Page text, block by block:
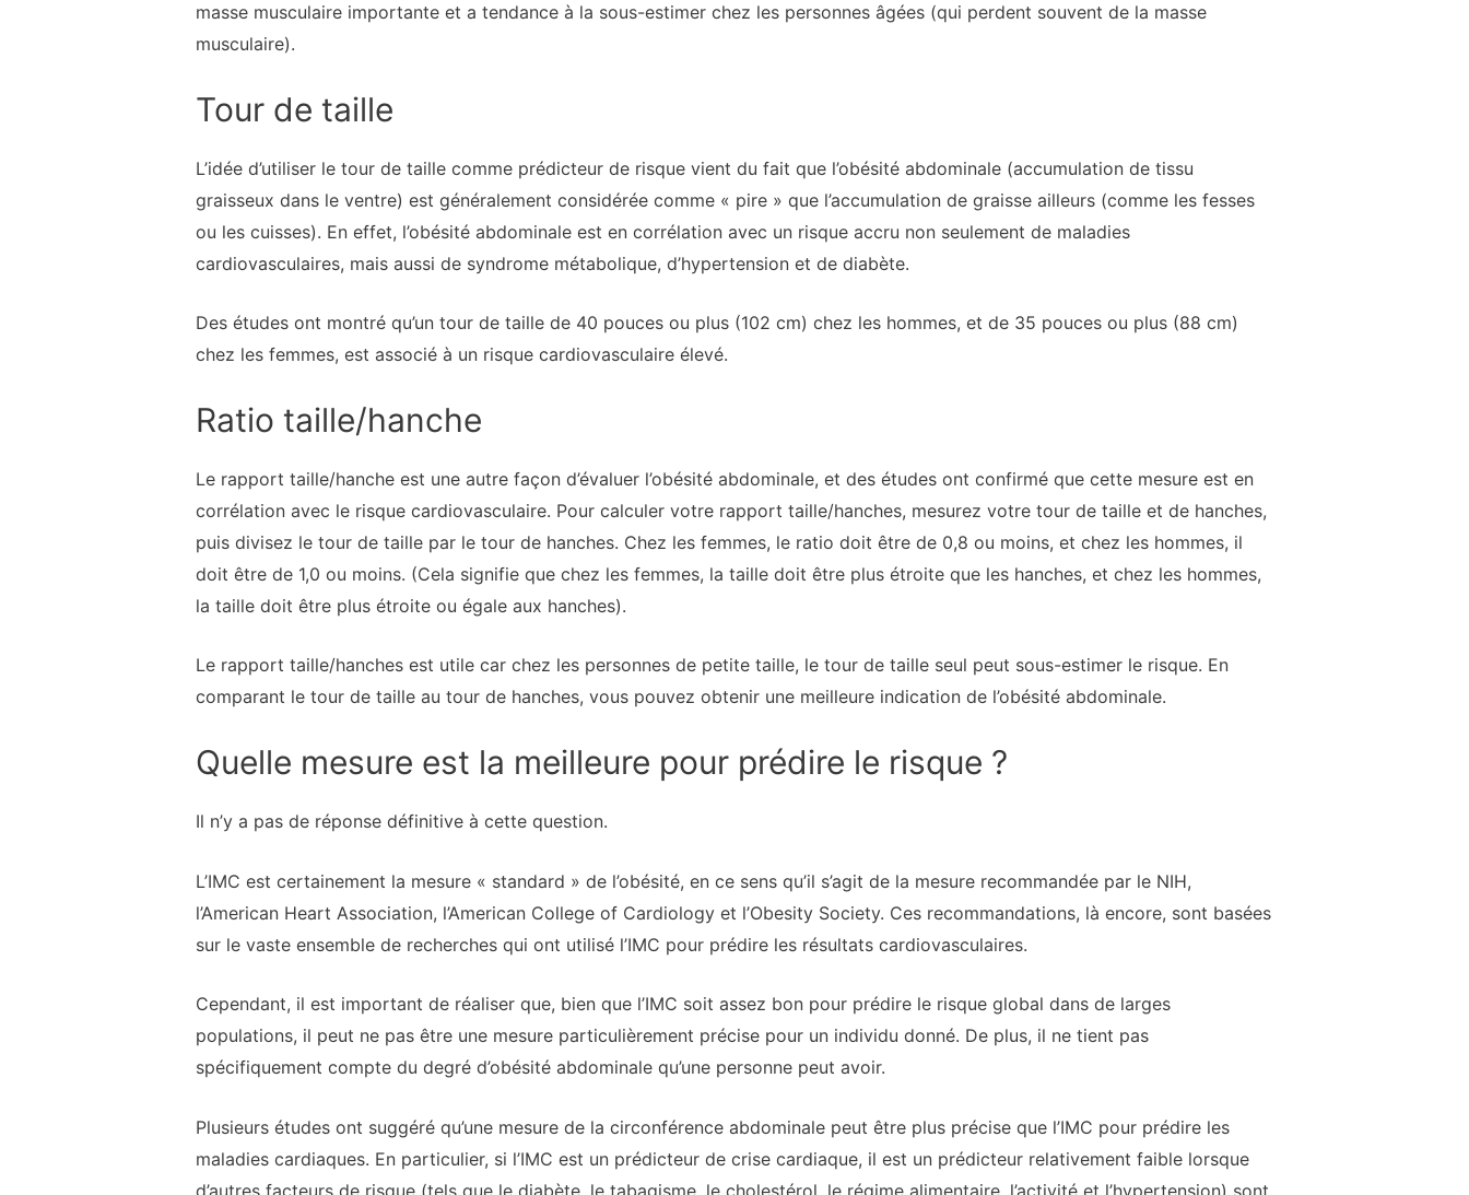
masse musculaire importante et a tendance à la sous-estimer chez les personnes âgées (qui perdent souvent de la masse
musculaire).
Tour de taille
L’idée d’utiliser le tour de taille comme prédicteur de risque vient du fait que l’obésité abdominale (accumulation de tissu
graisseux dans le ventre) est généralement considérée comme « pire » que l’accumulation de graisse ailleurs (comme les fesses
ou les cuisses). En effet, l’obésité abdominale est en corrélation avec un risque accru non seulement de maladies
cardiovasculaires, mais aussi de syndrome métabolique, d’hypertension et de diabète.
Des études ont montré qu’un tour de taille de 40 pouces ou plus (102 cm) chez les hommes, et de 35 pouces ou plus (88 cm)
chez les femmes, est associé à un risque cardiovasculaire élevé.
Ratio taille/hanche
Le rapport taille/hanche est une autre façon d’évaluer l’obésité abdominale, et des études ont confirmé que cette mesure est en
corrélation avec le risque cardiovasculaire. Pour calculer votre rapport taille/hanches, mesurez votre tour de taille et de hanches,
puis divisez le tour de taille par le tour de hanches. Chez les femmes, le ratio doit être de 0,8 ou moins, et chez les hommes, il
doit être de 1,0 ou moins. (Cela signifie que chez les femmes, la taille doit être plus étroite que les hanches, et chez les hommes,
la taille doit être plus étroite ou égale aux hanches).
Le rapport taille/hanches est utile car chez les personnes de petite taille, le tour de taille seul peut sous-estimer le risque. En
comparant le tour de taille au tour de hanches, vous pouvez obtenir une meilleure indication de l’obésité abdominale.
Quelle mesure est la meilleure pour prédire le risque ?
Il n’y a pas de réponse définitive à cette question.
L’IMC est certainement la mesure « standard » de l’obésité, en ce sens qu’il s’agit de la mesure recommandée par le NIH,
l’American Heart Association, l’American College of Cardiology et l’Obesity Society. Ces recommandations, là encore, sont basées
sur le vaste ensemble de recherches qui ont utilisé l’IMC pour prédire les résultats cardiovasculaires.
Cependant, il est important de réaliser que, bien que l’IMC soit assez bon pour prédire le risque global dans de larges
populations, il peut ne pas être une mesure particulièrement précise pour un individu donné. De plus, il ne tient pas
spécifiquement compte du degré d’obésité abdominale qu’une personne peut avoir.
Plusieurs études ont suggéré qu’une mesure de la circonférence abdominale peut être plus précise que l’IMC pour prédire les
maladies cardiaques. En particulier, si l’IMC est un prédicteur de crise cardiaque, il est un prédicteur relativement faible lorsque
d’autres facteurs de risque (tels que le diabète, le tabagisme, le cholestérol, le régime alimentaire, l’activité et l’hypertension) sont